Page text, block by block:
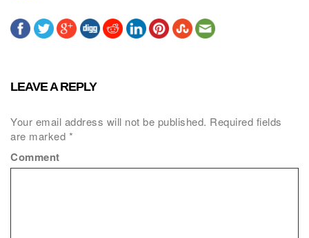
LEAVE A REPLY
Your email address will not be published. Required fields
are marked *
Comment